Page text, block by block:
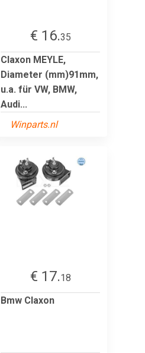
€ 16.35
Claxon MEYLE,
Diameter (mm)91mm,
u.a. für VW, BMW,
Audi...
Winparts.nl
€ 17.18
Bmw Claxon